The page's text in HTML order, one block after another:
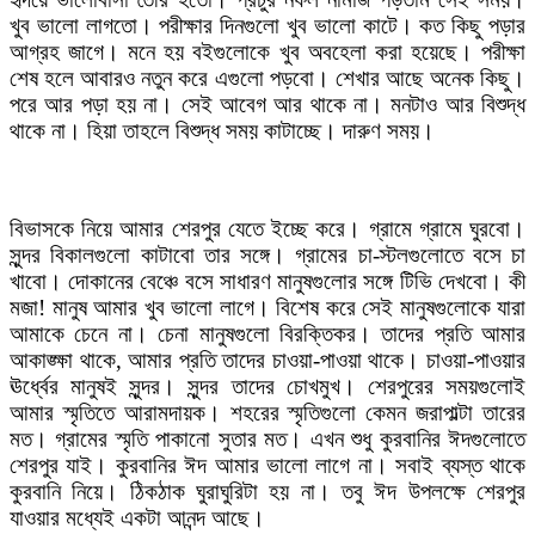
খুব ভালো লাগতো। পরীক্ষার দিনগুলো খুব ভালো কাটে। কত কিছু পড়ার
আগ্রহ জাগে। মনে হয় বইগুলোকে খুব অবহেলা করা হয়েছে। পরীক্ষা
শেষ হলে আবারও নতুন করে এগুলো পড়বো। শেখার আছে অনেক কিছু।
পরে আর পড়া হয় না। সেই আবেগ আর থাকে না। মনটাও আর বিশুদ্ধ
থাকে না। হিয়া তাহলে বিশুদ্ধ সময় কাটাচ্ছে। দারুণ সময়।
বিভাসকে নিয়ে আমার শেরপুর যেতে ইচ্ছে করে। গ্রামে গ্রামে ঘুরবো।
সুন্দর বিকালগুলো কাটাবো তার সঙ্গে। গ্রামের চা-স্টলগুলোতে বসে চা
খাবো। দোকানের বেঞ্চে বসে সাধারণ মানুষগুলোর সঙ্গে টিভি দেখবো। কী
মজা! মানুষ আমার খুব ভালো লাগে। বিশেষ করে সেই মানুষগুলোকে যারা
আমাকে চেনে না। চেনা মানুষগুলো বিরক্তিকর। তাদের প্রতি আমার
আকাঙ্ক্ষা থাকে, আমার প্রতি তাদের চাওয়া-পাওয়া থাকে। চাওয়া-পাওয়ার
ঊর্ধ্বের মানুষই সুন্দর। সুন্দর তাদের চোখমুখ। শেরপুরের সময়গুলোই
আমার স্মৃতিতে আরামদায়ক। শহরের স্মৃতিগুলো কেমন জরাপাল্টা তারের
মত। গ্রামের স্মৃতি পাকানো সুতার মত। এখন শুধু কুরবানির ঈদগুলোতে
শেরপুর যাই। কুরবানির ঈদ আমার ভালো লাগে না। সবাই ব্যস্ত থাকে
কুরবানি নিয়ে। ঠিকঠাক ঘুরাঘুরিটা হয় না। তবু ঈদ উপলক্ষে শেরপুর
যাওয়ার মধ্যেই একটা আনন্দ আছে।